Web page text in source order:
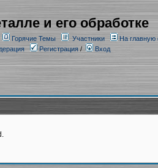
и его обработке
Горячие Темы Участники
На главную
Регистрация/ Вход